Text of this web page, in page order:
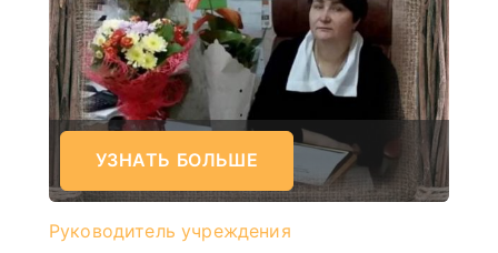
УЗНАТЬ БОЛЬШЕ
Руководитель учреждения